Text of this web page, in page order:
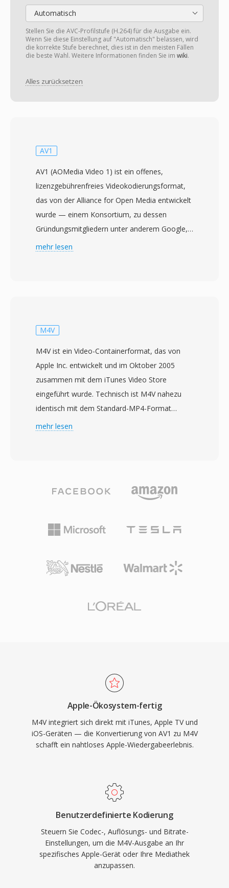
Automatisch
Stellen Sie die AVC-Profilstufe (H.264) für die Ausgabe ein.
Wenn Sie diese Einstellung auf "Automatisch" belassen, wird
die korrekte Stufe berechnet, dies ist in den meisten Fällen
die beste Wahl. Weitere Informationen finden Sie im wiki.
Alles zurücksetzen
AV1
AV1 (AOMedia Video 1) ist ein offenes,
lizenzgebührenfreies Videokodierungsformat,
das von der Alliance for Open Media entwickelt
wurde — einem Konsortium, zu dessen
Gründungsmitgliedern unter anderem Google,
Mozilla, Microsoft, Amazon, Netflix und Intel
bleibt. AV1 erreicht rund 30-50% bessere
visueller Qualität, was es besonders attraktiv
für Streaming-Plattformen macht, die
Zuschaürerlebnis einzuschränken. Der Codec
darunter Filmkorn-Synthese, flexible Kachelung
Hardware-Dekodierungsunterstützung ist
rapide gewachsen — über mobile Prozessoren,
frühe Bedenken hinsichtlich der
wurde von großen Streaming-Diensten für die
Bereitstellung von 4K- und HDR-Inhalten
des WebM-Containers für webbasierte
mehr lesen
M4V
M4V ist ein Video-Containerformat, das von
Apple Inc. entwickelt und im Oktober 2005
zusammen mit dem iTunes Video Store
eingeführt wurde. Technisch ist M4V nahezu
identisch mit dem Standard-MP4-Format
(MPEG-4 Part 14), wobei der primäre
jedem Player, der MP4 verarbeitet, da die
Codec-Unterstützung identisch sind. Das
Format enthält typischerweise H.264-Video und
sowie Features wie Kapitelmarker,
M4V-Erweiterung, um iTunes-Inhalte von
und Apple TV wiedergegeben, und
ungeschützte Versionen funktionieren nahtlos
in den meisten großen Mediaplayern auf allen
Plattformen. Das Format gewann erheblich an
Bedeutung, als der iTunes Store zur
dominierenden Plattform für den Kauf und die
MP4-Ökosystem bedeutet, dass Video- und
praktisch jedem modernen Bearbeitungs- oder
Transkodierungstool ohne Konvertierung
verarbeitet werden können.
mehr lesen
Apple-Ökosystem-fertig
M4V integriert sich direkt mit iTunes, Apple TV und
iOS-Geräten — die Konvertierung von AV1 zu M4V
schafft ein nahtloses Apple-Wiedergabeerlebnis.
Benutzerdefinierte Kodierung
Steuern Sie Codec-, Auflösungs- und Bitrate-
Einstellungen, um die M4V-Ausgabe an Ihr
spezifisches Apple-Gerät oder Ihre Mediathek
anzupassen.